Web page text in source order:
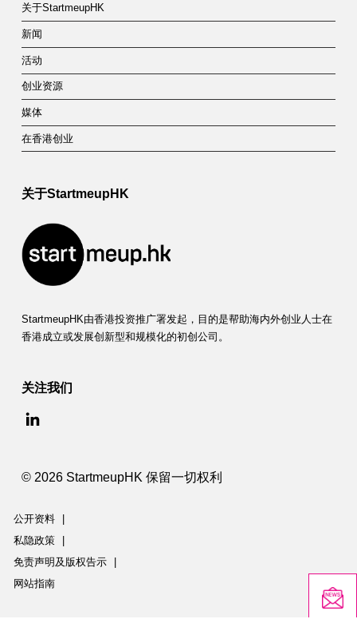
关于StartmeupHK
新闻
活动
创业资源
媒体
在香港创业
关于StartmeupHK
StartmeupHK由香港投资推广署发起，目的是帮助海内外创业人士在
香港成立或发展创新型和规模化的初创公司。
关注我们
© 2026 StartmeupHK 保留一切权利
公开资料
私隐政策
免责声明及版权告示
网站指南